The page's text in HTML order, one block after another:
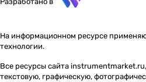
На информационном ресурсе
технологии.
Все ресурсы сайта
текстовую, графическую,